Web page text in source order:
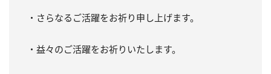
・さらなるご活躍をお祈り申し上げます。
・益々のご活躍をお祈りいたします。